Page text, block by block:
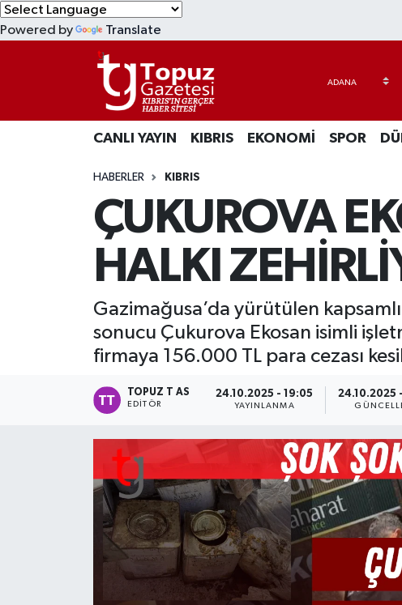
Powered by Translate
CANLI YAYIN KIBRIS EKONOMİ SPOR
HABERLER KIBRIS
ÇUKUROVA
HALKI
Gazimağusa’da yürütülen
sonucu Çukurova Ekosan isimli
firmaya 156.000 TL para cezası
TOPUZ T AS
EDITÖR
24.10.2025 - 19:05
YAYINLANMA
24.10.2025
EKONOMİ
MAGAZİN
TEKNOLOJİ
TÜRKİYE
Lefkoşa Nöbetçi Eczaneler
Lefkoşa Hava Durumu
Lefkoşa Trafik Yoğunluk Haritası
Süper Lig Puan Durumu ve Fikstür
Tüm Manşetler
Son Dakika Haberleri
Haber Arşivi